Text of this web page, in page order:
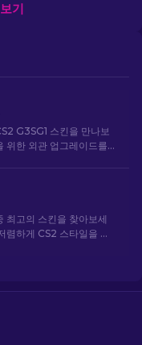
기
G3SG1 스킨을 만나보
위한 외관 업그레이드를
최고의 스킨을 찾아보세
렴하게 CS2 스타일을 업